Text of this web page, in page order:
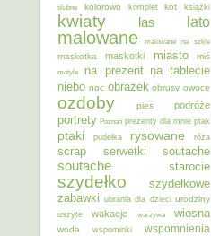
ślubne
kolorowo komplet kot książki
kwiaty las lato
malowane malowane na szkle
maskotka maskotki miasto miś
motyle na prezent na tablecie
niebo noc obrazek obrusy owoce
ozdoby pies podróże
portrety Poznań prezenty dla mnie ptak
ptaki pudełka rysowane róża
scrap serwetki soutache
soutache starocie
szydełko
szydełkowe
zabawki ubrania dla dzieci urodziny
uszyte wakacje warzywa wiosna
woda wspominki
wspomnienia